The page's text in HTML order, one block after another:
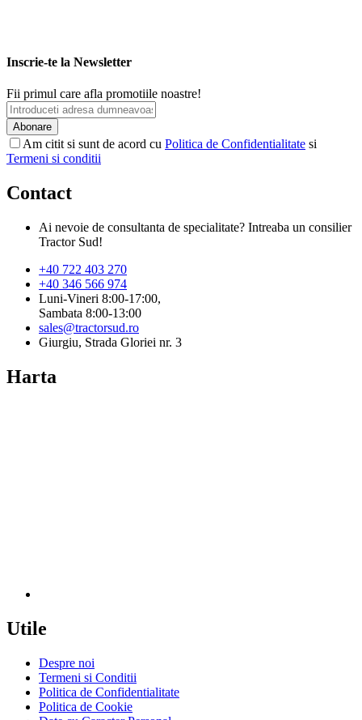
Inscrie-te la Newsletter
Fii primul care afla promotiile noastre!
Abonare
Am citit si sunt de acord cu Politica de Confidentialitate si
Termeni si conditii
Contact
Ai nevoie de consultanta de specialitate? Intreaba un consilier
Tractor Sud!
+40 722 403 270
+40 346 566 974
Luni-Vineri 8:00-17:00,
Sambata 8:00-13:00
sales@tractorsud.ro
Giurgiu, Strada Gloriei nr. 3
Harta
Utile
Despre noi
Termeni si Conditii
Politica de Confidentialitate
Politica de Cookie